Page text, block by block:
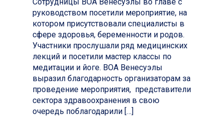
руководством посетили мероприятие, на
котором присутствовали специалисты в
сфере здоровья, беременности и родов.
Участники прослушали ряд медицинских
лекций и посетили мастер классы по
медитации и йоге. ВОА Венесуэлы
выразил благодарность организаторам за
проведение мероприятия, представители
сектора здравоохранения в свою
очередь поблагодарили […]